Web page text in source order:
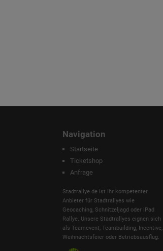
Navigation
Startseite
Ticketshop
Anfrage
Stadtrallye.de ist Ihr kompetenter
Anbieter für Stadtrallyes wie
Geocaching, Schnitzeljagd oder iPad
Rallye. Unsere Stadtrallyes eignen sich
als Teamevent, Teambuilding, Incentive,
Weihnachtsfeier oder Betriebsausflug.